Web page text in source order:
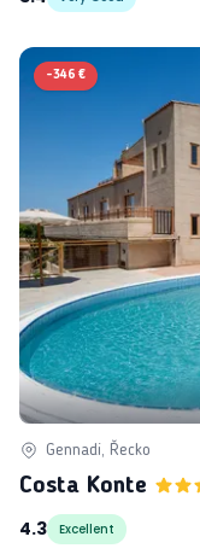
-346 €
Gennadi, Řecko
Costa Konte
4.3
Excellent